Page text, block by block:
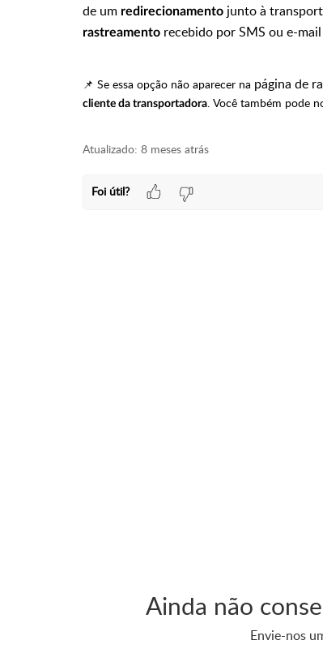
de um redirecionamento junto à
rastreamento recebido por SMS ou e-
📌 Se essa opção não aparecer na página de
cliente da transportadora. Você também pode
Atualizado: 8 meses atrás
Foi útil?
Ainda não
Envie-nos